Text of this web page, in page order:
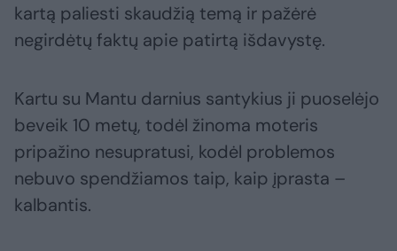
kartą paliesti skaudžią temą ir pažėrė
negirdėtų faktų apie patirtą išdavystę.
Kartu su Mantu darnius santykius ji puoselėjo
beveik 10 metų, todėl žinoma moteris
pripažino nesupratusi, kodėl problemos
nebuvo spendžiamos taip, kaip įprasta –
kalbantis.